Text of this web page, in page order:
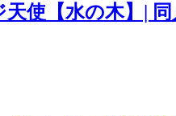
使【水の木】| 同